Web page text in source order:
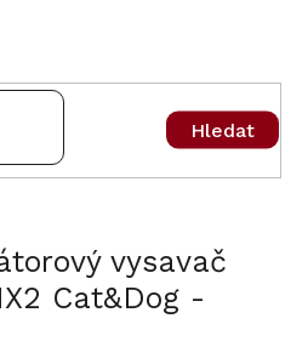
Hledat
vysavač
Cat&Dog -